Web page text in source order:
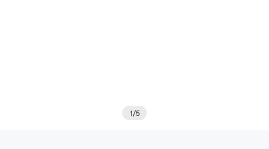
1/5